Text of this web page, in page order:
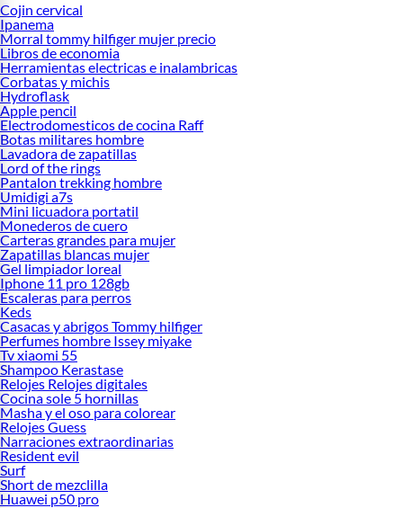
Cojin cervical
Ipanema
Morral tommy hilfiger mujer precio
Libros de economia
Herramientas electricas e inalambricas
Corbatas y michis
Hydroflask
Apple pencil
Electrodomesticos de cocina Raff
Botas militares hombre
Lavadora de zapatillas
Lord of the rings
Pantalon trekking hombre
Umidigi a7s
Mini licuadora portatil
Monederos de cuero
Carteras grandes para mujer
Zapatillas blancas mujer
Gel limpiador loreal
Iphone 11 pro 128gb
Escaleras para perros
Keds
Casacas y abrigos Tommy hilfiger
Perfumes hombre Issey miyake
Tv xiaomi 55
Shampoo Kerastase
Relojes Relojes digitales
Cocina sole 5 hornillas
Masha y el oso para colorear
Relojes Guess
Narraciones extraordinarias
Resident evil
Surf
Short de mezclilla
Huawei p50 pro